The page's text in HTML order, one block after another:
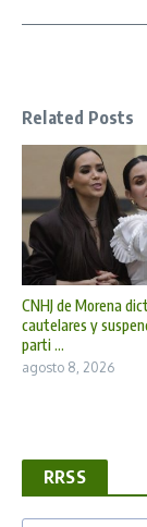
Related Posts
CNHJ de Morena
cautelares y
parti ...
agosto 8, 2026
RRSS